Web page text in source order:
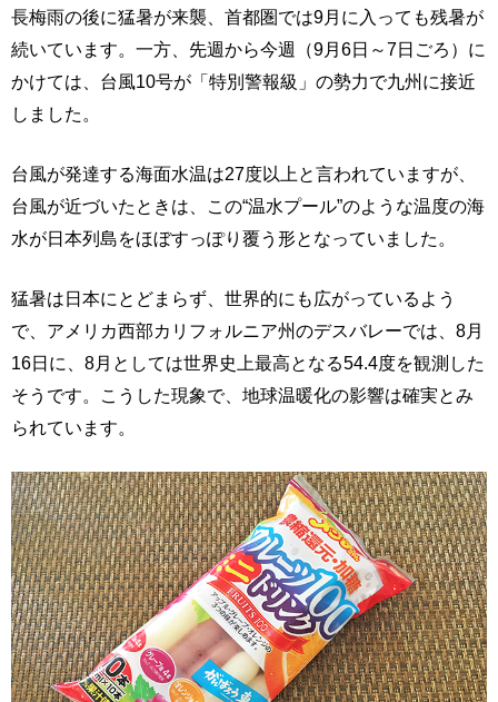
長梅雨の後に猛暑が来襲、首都圏では9月に入っても残暑が
続いています。一方、先週から今週（9月6日～7日ごろ）に
かけては、台風10号が「特別警報級」の勢力で九州に接近
しました。
台風が発達する海面水温は27度以上と言われていますが、
台風が近づいたときは、この“温水プール”のような温度の海
水が日本列島をほぼすっぽり覆う形となっていました。
猛暑は日本にとどまらず、世界的にも広がっているよう
で、アメリカ西部カリフォルニア州のデスバレーでは、8月
16日に、8月としては世界史上最高となる54.4度を観測した
そうです。こうした現象で、地球温暖化の影響は確実とみ
られています。